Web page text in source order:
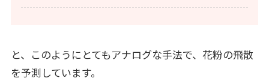
と、このようにとてもアナログな手法で、花粉の飛散
を予測しています。